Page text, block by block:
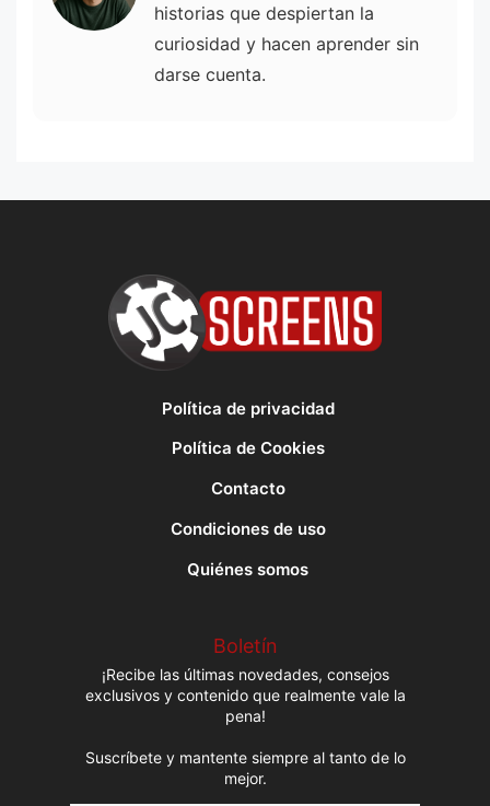
historias que despiertan la
curiosidad y hacen aprender sin
darse cuenta.
Política de privacidad
Política de Cookies
Contacto
Condiciones de uso
Quiénes somos
Boletín
¡Recibe las últimas novedades, consejos
exclusivos y contenido que realmente vale la
pena!
Suscríbete y mantente siempre al tanto de lo
mejor.